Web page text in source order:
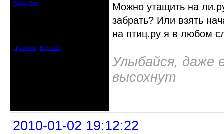
Gala-Cat
Профиль Вебсайт
Можно утащить на
забрать? Или взять
на птиц.ру я в любом
Улыбайся, даже
высохнут
2010-01-02 19:12:22